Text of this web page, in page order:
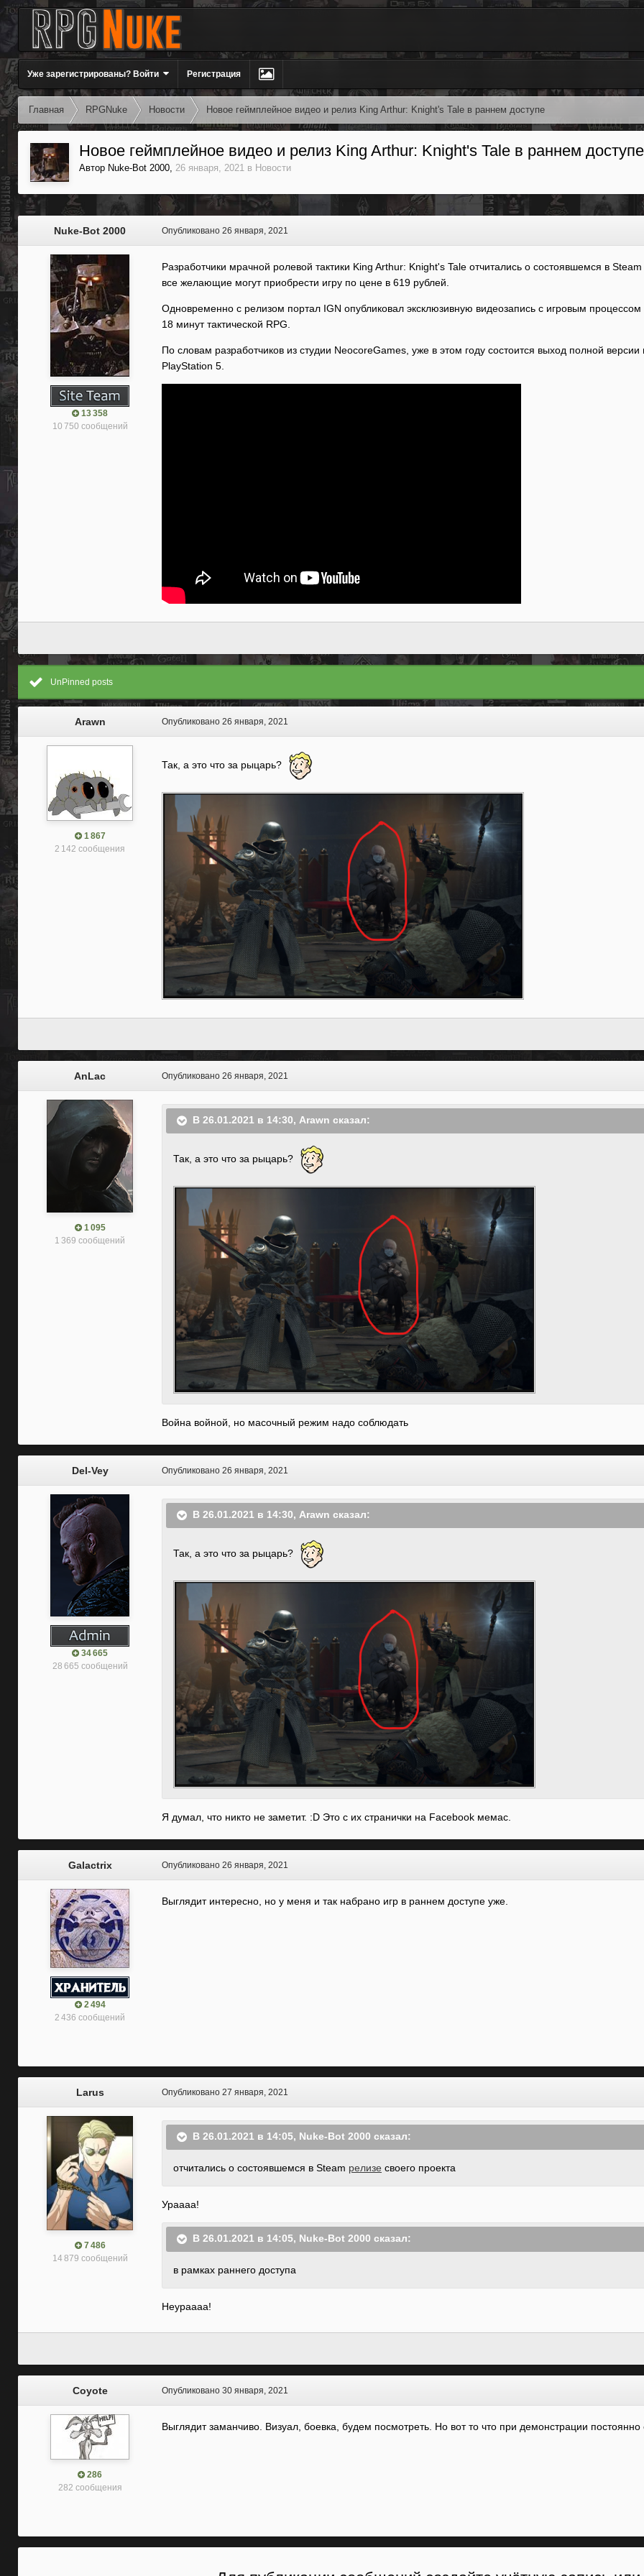
Уже зарегистрированы? Войти Регистрация
Главная RPGNuke Новости Новое геймплейное видео и релиз King Arthur: Knight's Tale в раннем доступе
Новое геймплейное видео и релиз King Arthur: Knight's Tale в раннем доступе
Автор Nuke-Bot 2000, 26 января, 2021 в Новости
Nuke-Bot 2000
13 358
10 750 сообщений
Опубликовано 26 января, 2021
Разработчики мрачной ролевой тактики King Arthur: Knight's Tale отчитались о состоявшемся в Steam
все желающие могут приобрести игру по цене в 619 рублей.
Одновременно с релизом портал IGN опубликовал эксклюзивную видеозапись с игровым
18 минут тактической RPG.
По словам разработчиков из студии NeocoreGames, уже в этом году состоится выход полной
PlayStation 5.
UnPinned posts
Arawn
1 867
2 142 сообщения
Опубликовано 26 января, 2021
Так, а это что за рыцарь?
AnLac
1 095
1 369 сообщений
Опубликовано 26 января, 2021
В 26.01.2021 в 14:30, Arawn сказал:
Так, а это что за рыцарь?
Война войной, но масочный режим надо соблюдать
Del-Vey
34 665
28 665 сообщений
Опубликовано 26 января, 2021
В 26.01.2021 в 14:30, Arawn сказал:
Так, а это что за рыцарь?
Я думал, что никто не заметит. :D Это с их странички на Facebook мемаc.
Galactrix
2 494
2 436 сообщений
Опубликовано 26 января, 2021
Выглядит интересно, но у меня и так набрано игр в раннем доступе уже.
Larus
7 486
14 879 сообщений
Опубликовано 27 января, 2021
В 26.01.2021 в 14:05, Nuke-Bot 2000 сказал:
отчитались о состоявшемся в Steam релизе своего проекта
Ураааа!
В 26.01.2021 в 14:05, Nuke-Bot 2000 сказал:
в рамках раннего доступа
Неураааа!
Coyote
286
282 сообщения
Опубликовано 30 января, 2021
Выглядит заманчиво. Визуал, боевка, будем посмотреть. Но вот то что при демонстрации